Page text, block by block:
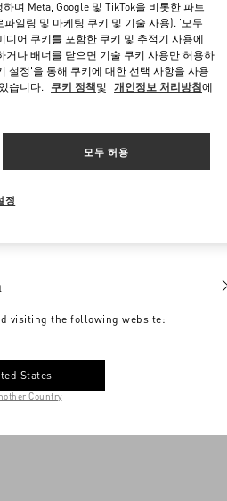
visiting the following website:
States
Country
며 Meta, Google 및 TikTok을 비롯한 파트
일링 및 마케팅 쿠키 및 기술 사용). '모두
어 쿠키를 포함한 쿠키 및 추적기 사용에
나 배너를 닫으면 기술 쿠키 사용만 허용하
설정'을 통해 쿠키에 대한 선택 사항을 사용
습니다. 쿠키 정책및 개인정보 처리방침에
모두 허용
정